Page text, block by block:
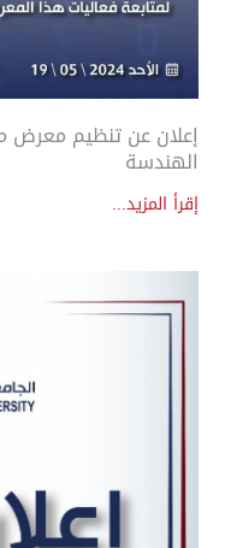
إعلان عن تنظيم معرض
الهندسة
إقرأ المزيد...